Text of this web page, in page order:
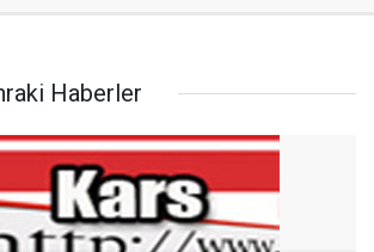
Haberler